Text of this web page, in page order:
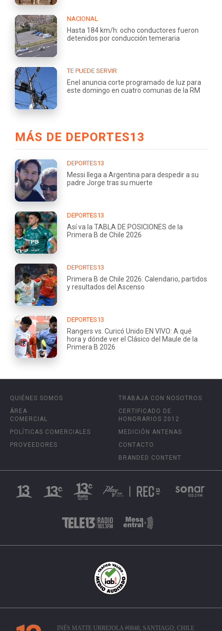
NACIONAL
Hasta 184 km/h: ocho conductores fueron
detenidos por conducción temeraria
TE PUEDE SERVIR
Enel anuncia corte programado de luz para
este domingo en cuatro comunas de la RM
MÁS DE DEPORTES13
DEPORTES13
Messi llega a Argentina para despedir a su
padre Jorge tras su muerte
DEPORTES13
Así va la TABLA DE POSICIONES de la
Primera B de Chile 2026
DEPORTES13
Primera B de Chile 2026: Calendario, partidos
y resultados del Ascenso
DEPORTES13
Rangers vs. Curicó Unido EN VIVO: A qué
hora y dónde ver el Clásico del Maule de la
Primera B 2026
QUIÉNES SOMOS
ÁREA
COMERCIAL
POLÍTICAS COMERCIALES
PROVEEDORES
TRABAJA CON NOSOTROS
CERTIFICADO DE
HONORARIOS 2012
MEDICIÓN ANTENAS
CONTACTO
BRANDED CONTENT
INÉS MATTE URREJOLA #0848, SANTIAGO, CHILE